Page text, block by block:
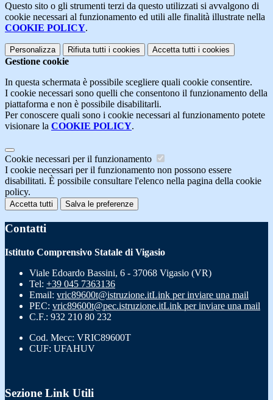
Questo sito o gli strumenti terzi da questo utilizzati si avvalgono di
cookie necessari al funzionamento ed utili alle finalità illustrate nella
COOKIE POLICY.
Personalizza Rifiuta tutti i cookies Accetta tutti i cookies
Gestione cookie
In questa schermata è possibile scegliere quali cookie consentire.
I cookie necessari sono quelli che consentono il funzionamento della
piattaforma e non è possibile disabilitarli.
Per conoscere quali sono i cookie necessari al funzionamento potete
visionare la COOKIE POLICY.
Cookie necessari per il funzionamento
I cookie necessari per il funzionamento non possono essere
disabilitati. È possibile consultare l'elenco nella pagina della cookie
policy.
Accetta tutti Salva le preferenze
Contatti
Istituto Comprensivo Statale di Vigasio
Viale Edoardo Bassini, 6 - 37068 Vigasio (VR)
Tel: +39 045 7363136
Email: vric89600t@istruzione.itLink per inviare una mail
PEC: vric89600t@pec.istruzione.itLink per inviare una mail
C.F.: 932 210 80 232
Cod. Mecc: VRIC89600T
CUF: UFAHUV
Sezione Link Utili